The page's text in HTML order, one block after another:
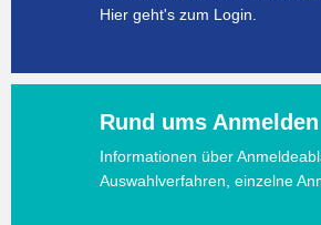
Hier geht's zum Login.
Rund ums Anmelden
Informationen über
Auswahlverfahren, einzelne